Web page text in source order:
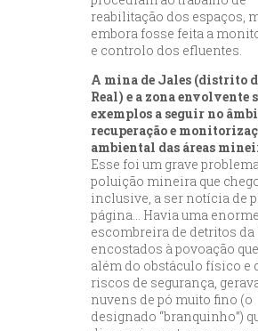
reabilitação dos espaços,
embora fosse feita a
e controlo dos efluentes.
A mina de Jales (distrito
Real) e a zona envolvente
exemplos a seguir no
recuperação e
ambiental das áreas
Esse foi um grave
poluição mineira que
inclusive, a ser notícia de
página… Havia uma enorme
escombreira de detritos
encostados à povoação
além do obstáculo físico e
riscos de segurança,
nuvens de pó muito fino (o
designado “branquinho”)